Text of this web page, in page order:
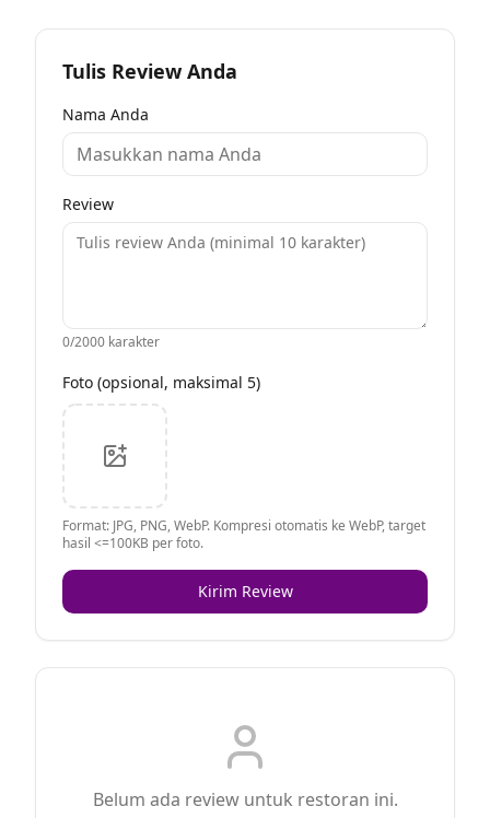
Tulis Review Anda
Nama Anda
Review
0/2000 karakter
Foto (opsional, maksimal 5)
Format: JPG, PNG, WebP. Kompresi otomatis ke WebP, target
hasil <=100KB per foto.
Kirim Review
Belum ada review untuk restoran ini.